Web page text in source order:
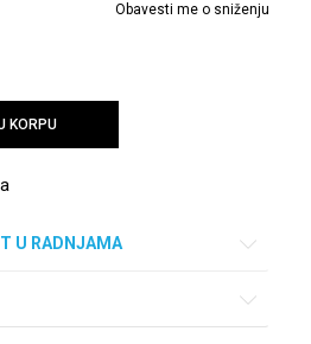
Obavesti me o sniženju
KORPU
U RADNJAMA